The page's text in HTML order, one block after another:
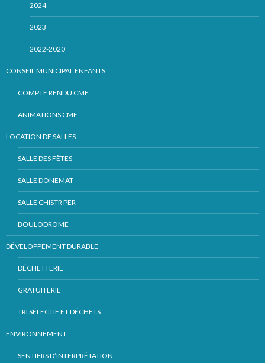
2024
2023
2022-2020
CONSEIL MUNICIPAL ENFANTS
COMPTE RENDU CME
ANIMATIONS CME
LOCATION DE SALLES
SALLE DES FÊTES
SALLE DONEMAT
SALLE CHISTR PER
BOULODROME
DÉVELOPPEMENT DURABLE
DÉCHETTERIE
GRATUITERIE
TRI SÉLECTIF ET DÉCHETS
ENVIRONNEMENT
SENTIERS D’INTERPRÉTATION